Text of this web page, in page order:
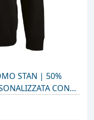
STAN | 50%
CON